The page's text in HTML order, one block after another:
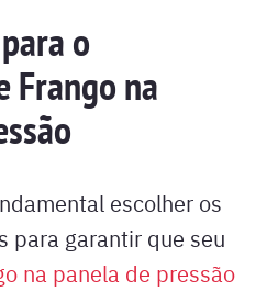
o
Frango na
escolher os
para garantir que seu
na panela de pressão